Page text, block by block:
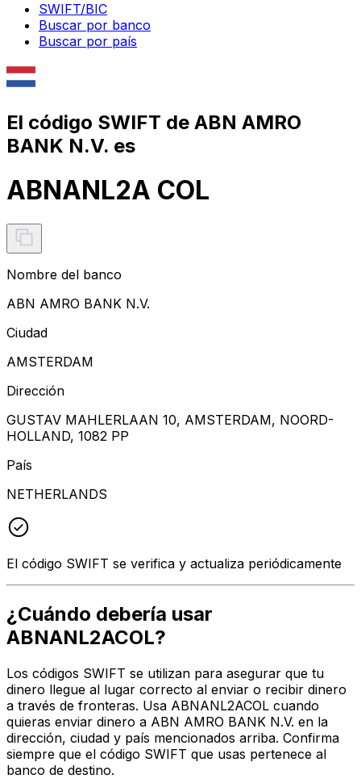
SWIFT/BIC
Buscar por banco
Buscar por país
El código SWIFT de ABN AMRO
BANK N.V. es
ABNANL2A COL
Nombre del banco
ABN AMRO BANK N.V.
Ciudad
AMSTERDAM
Dirección
GUSTAV MAHLERLAAN 10, AMSTERDAM, NOORD-
HOLLAND, 1082 PP
País
NETHERLANDS
El código SWIFT se verifica y actualiza periódicamente
¿Cuándo debería usar
ABNANL2ACOL?
Los códigos SWIFT se utilizan para asegurar que tu
dinero llegue al lugar correcto al enviar o recibir dinero
a través de fronteras. Usa ABNANL2ACOL cuando
quieras enviar dinero a ABN AMRO BANK N.V. en la
dirección, ciudad y país mencionados arriba. Confirma
siempre que el código SWIFT que usas pertenece al
banco de destino.